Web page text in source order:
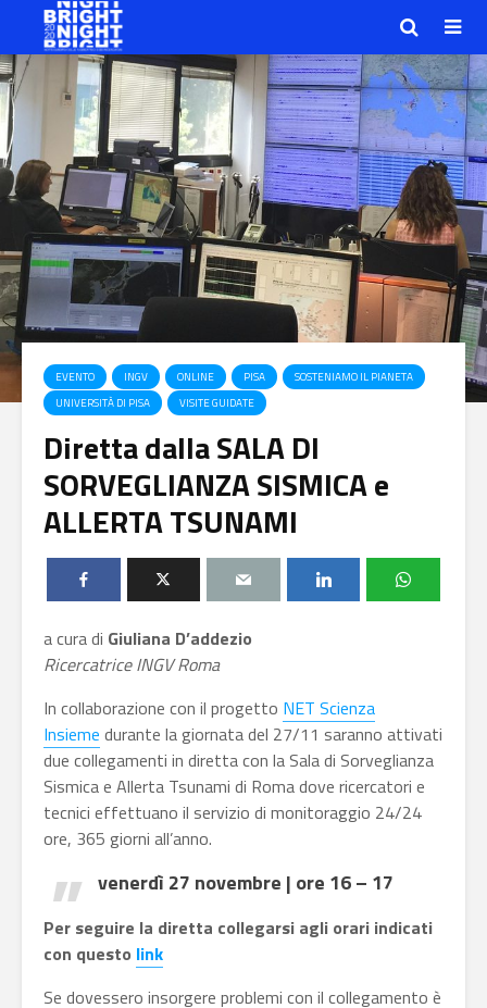
EVENTO INGV ONLINE PISA
SOSTENIAMO IL PIANETA
UNIVERSITÀ DI PISA
VISITE GUIDATE
Diretta dalla SALA DI
SORVEGLIANZA SISMICA e
ALLERTA TSUNAMI
a cura di Giuliana D’addezio
Ricercatrice INGV Roma
In collaborazione con il progetto NET Scienza
Insieme durante la giornata del 27/11 saranno attivati
due collegamenti in diretta con la Sala di Sorveglianza
Sismica e Allerta Tsunami di Roma dove ricercatori e
tecnici effettuano il servizio di monitoraggio 24/24
ore, 365 giorni all’anno.
venerdì 27 novembre | ore 16 – 17
Per seguire la diretta collegarsi agli orari indicati
con questo link
Se dovessero insorgere problemi con il collegamento è